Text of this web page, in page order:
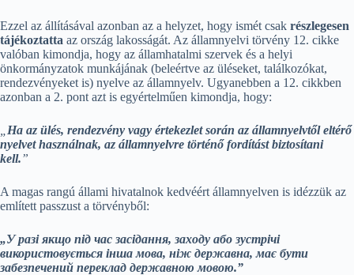
Ezzel az állításával azonban az a helyzet, hogy ismét csak részlegesen
tájékoztatta az ország lakosságát. Az államnyelvi törvény 12. cikke
valóban kimondja, hogy az államhatalmi szervek és a helyi
önkormányzatok munkájának (beleértve az üléseket, találkozókat,
rendezvényeket is) nyelve az államnyelv. Ugyanebben a 12. cikkben
azonban a 2. pont azt is egyértelműen kimondja, hogy:
Ha az ülés, rendezvény vagy értekezlet során az államnyelvtől eltérő
nyelvet használnak, az államnyelvre történő fordítást biztosítani
kell.”
A magas rangú állami hivatalnok kedvéért államnyelven is idézzük az
említett passzust a törvényből:
„У разі якщо під час засідання, заходу або зустрічі
використовується інша мова, ніж державна, має бути
забезпечений переклад державною мовою.”